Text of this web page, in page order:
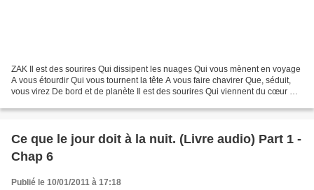
ZAK Il est des sourires Qui dissipent les nuages Qui vous mènent en voyage
A vous étourdir Qui vous tournent la tête A vous faire chavirer Que, séduit,
vous virez De bord et de planète Il est des sourires Qui viennent du cœur Qui
Ce que le jour doit à la nuit. (Livre audio) Part 1 -
Chap 6
Publié le 10/01/2011 à 17:18